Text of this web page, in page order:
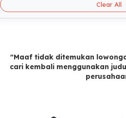
Clear All
"Maaf tidak ditemukan
cari kembali menggunakan